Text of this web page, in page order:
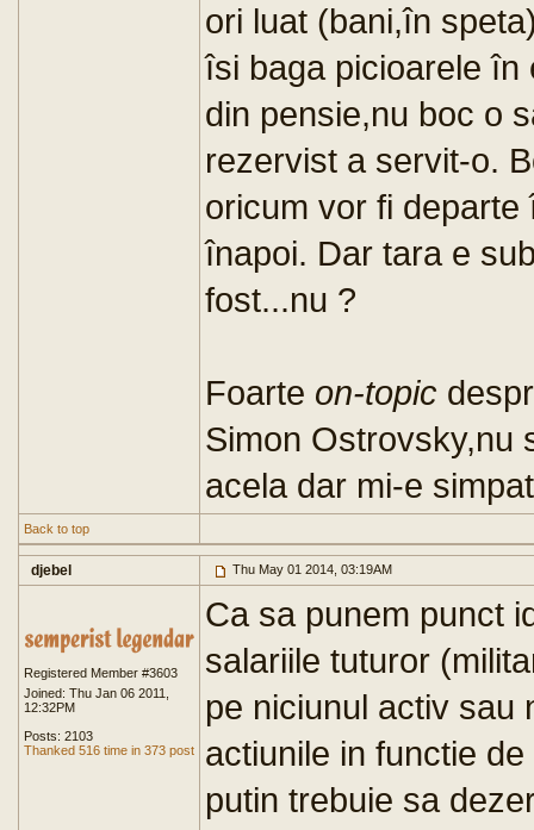
ori luat (bani,în
îsi baga picioarele în
din pensie,nu boc o
rezervist a servit-o.
oricum vor fi
înapoi. Dar tara e
fost...nu ?
Foarte on-topic
Simon Ostrovsky,nu
acela dar mi-e
Back to top
djebel Thu May 01 2014, 03:19AM
Registered Member #3603
Joined: Thu Jan 06 2011,
12:32PM
Posts: 2103
Thanked 516 time in 373 post
Ca sa punem punct
salariile tuturor
pe niciunul activ sau
actiunile in functie
putin trebuie sa